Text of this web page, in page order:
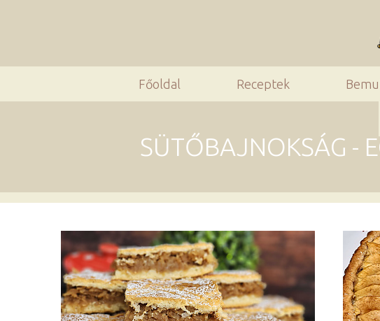
Főoldal Receptek
SÜTŐBAJNOKSÁG -